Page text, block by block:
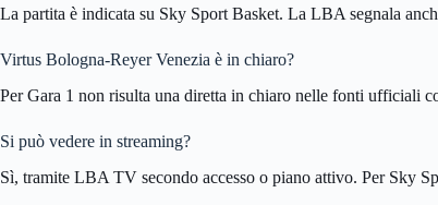
La partita è indicata su Sky Sport Basket. La LBA segnala
Virtus Bologna-Reyer Venezia è in chiaro?
Per Gara 1 non risulta una diretta in chiaro nelle fonti ufficiali
Si può vedere in streaming?
Sì, tramite LBA TV secondo accesso o piano attivo. Per Sky